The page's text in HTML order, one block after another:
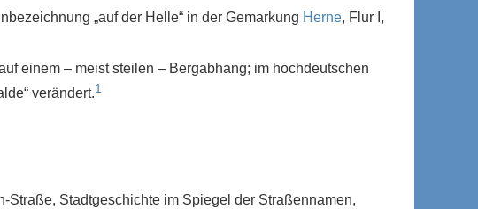
„auf der Helle“ in der Gemarkung Herne, Flur I,
einem – meist steilen – Bergabhang; im hochdeutschen
verändert.1
Straße, Stadtgeschichte im Spiegel der Straßennamen,